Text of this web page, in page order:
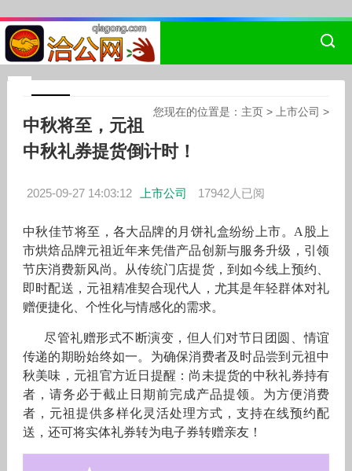
您现在的位置是： 主页 > 上市公司 >
中秋将至，元祖
中秋礼券提货倒计时！
2025-09-27 14:03:12 上市公司 17942人已阅
中秋佳节将至，各大品牌的月饼礼盒纷纷上市。A股上
市烘焙品牌元祖近年来凭借产品创新与服务升级，引领
节庆消费新风尚。从传统门店提货，到如今线上预约、
即时配送，元祖精准契合现代人，尤其是年轻群体对礼
赠便捷化、个性化与情感化的需求。
尽管礼赠形式不断演变，但人们对节日团圆、情谊
传递的期盼始终如一。为确保消费者及时品尝到元祖中
秋美味，元祖官方近日提醒：尚未提货的中秋礼券持有
者，请务必于截止日期前完成产品提领。为方便消费
者，元祖提供多样化灵活处理方式，支持在线预约配
送，还可将实体礼券转为电子券转赠亲友！